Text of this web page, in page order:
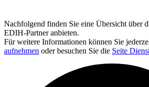
Nachfolgend finden Sie eine Übersicht über
EDIH-Partner anbieten.
Für weitere Informationen können Sie
aufnehmen oder besuchen Sie die Seite